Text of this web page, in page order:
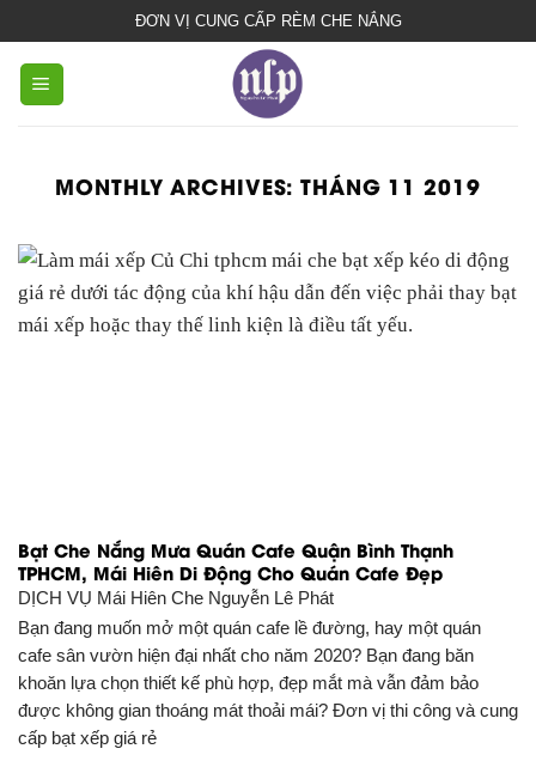
che
nắng
mưa
ĐƠN VỊ CUNG CẤP RÈM CHE NẮNG
MONTHLY ARCHIVES:THÁNG 11 2019
Bạt Che Nắng Mưa Quán Cafe Quận Bình Thạnh
TPHCM, Mái Hiên Di Động Cho Quán Cafe Đẹp
DỊCH VỤ Mái Hiên Che Nguyễn Lê Phát
Bạn đang muốn mở một quán cafe lề đường, hay một quán
cafe sân vườn hiện đại nhất cho năm 2020? Bạn đang băn
khoăn lựa chọn thiết kế phù hợp, đẹp mắt mà vẫn đảm bảo
được không gian thoáng mát thoải mái? Đơn vị thi công và cung
cấp bạt xếp giá rẻ